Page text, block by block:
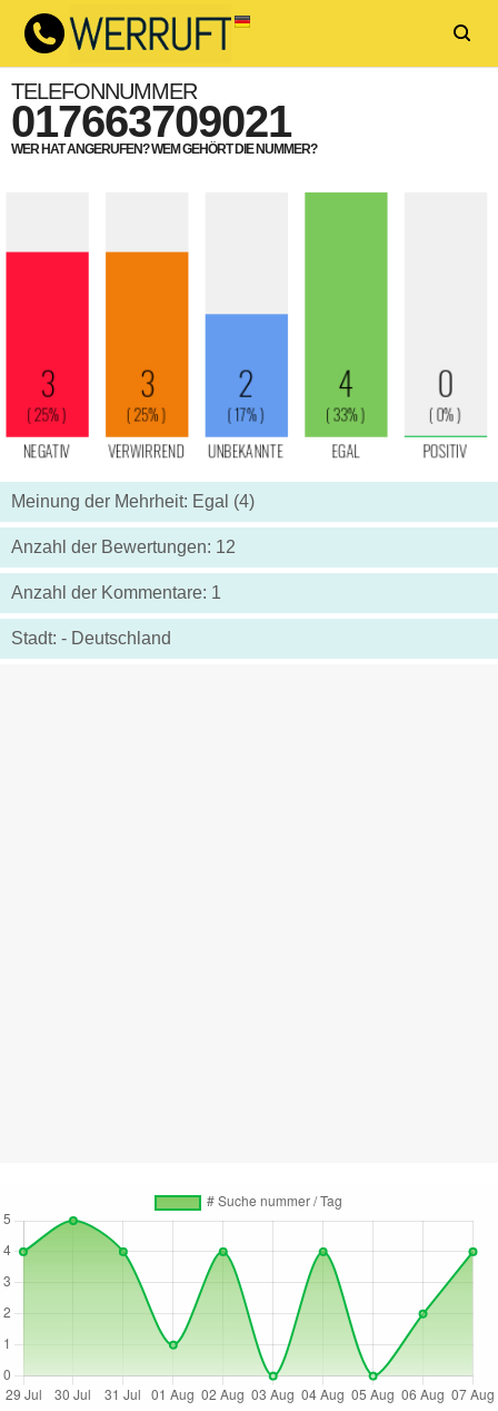
TELEFONNUMMER
017663709021
WER HAT ANGERUFEN? WEM GEHÖRT DIE NUMMER?
Meinung der Mehrheit: Egal (4)
Anzahl der Bewertungen: 12
Anzahl der Kommentare: 1
Stadt: - Deutschland